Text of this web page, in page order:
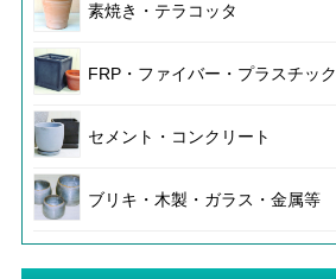
素焼き・テラコッタ
FRP・ファイバー・プラスチック
セメント・コンクリート
ブリキ・木製・ガラス・金属等